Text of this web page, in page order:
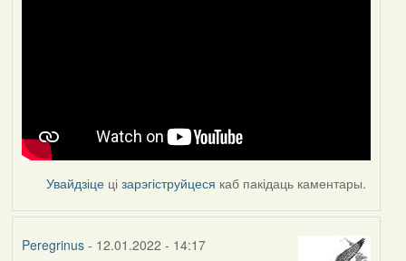
Увайдзіце цізарэгіструйцеся каб пакідаць каментары.
Peregrinus- 12.01.2022 - 14:17